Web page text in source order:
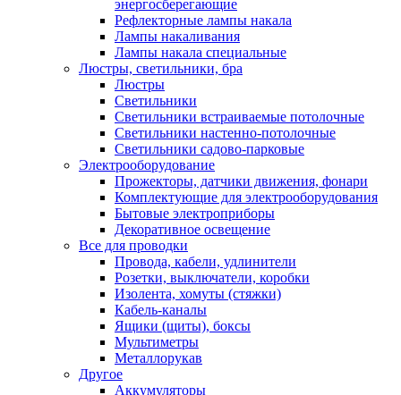
энергосберегающие
Рефлекторные лампы накала
Лампы накаливания
Лампы накала специальные
Люстры, светильники, бра
Люстры
Светильники
Светильники встраиваемые потолочные
Светильники настенно-потолочные
Светильники садово-парковые
Электрооборудование
Прожекторы, датчики движения, фонари
Комплектующие для электрооборудования
Бытовые электроприборы
Декоративное освещение
Все для проводки
Провода, кабели, удлинители
Розетки, выключатели, коробки
Изолента, хомуты (стяжки)
Кабель-каналы
Ящики (щиты), боксы
Мультиметры
Металлорукав
Другое
Аккумуляторы